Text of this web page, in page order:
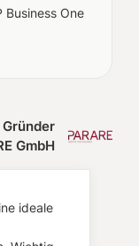
Business One
GmbH
ideale